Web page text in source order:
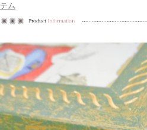
テム